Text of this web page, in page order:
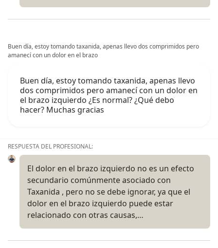
Buen día, estoy tomando taxanida, apenas llevo dos comprimidos pero
amanecí con un dolor en el brazo
Buen día, estoy tomando taxanida, apenas llevo
dos comprimidos pero amanecí con un dolor en
el brazo izquierdo ¿Es normal? ¿Qué debo
hacer? Muchas gracias
RESPUESTA DEL PROFESIONAL:
El dolor en el brazo izquierdo no es un efecto
secundario comúnmente asociado con
Taxanida , pero no se debe ignorar, ya que el
dolor en el brazo izquierdo puede estar
relacionado con otras causas,…